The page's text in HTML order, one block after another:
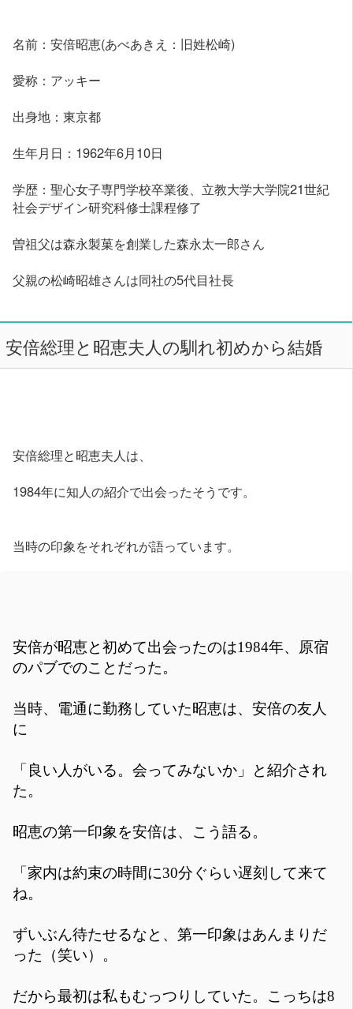
名前：安倍昭恵(あべあきえ：旧姓松崎)
愛称：アッキー
出身地：東京都
生年月日：1962年6月10日
学歴：聖心女子専門学校卒業後、立教大学大学院21世紀
社会デザイン研究科修士課程修了
曽祖父は森永製菓を創業した森永太一郎さん
父親の松崎昭雄さんは同社の5代目社長
安倍総理と昭恵夫人の馴れ初めから結婚
安倍総理と昭恵夫人は、
1984年に知人の紹介で出会ったそうです。
当時の印象をそれぞれが語っています。
安倍が昭恵と初めて出会ったのは1984年、原宿
のパブでのことだった。
当時、電通に勤務していた昭恵は、安倍の友人
に
「良い人がいる。会ってみないか」と紹介され
た。
昭恵の第一印象を安倍は、こう語る。
「家内は約束の時間に30分ぐらい遅刻して来て
ね。
ずいぶん待たせるなと、第一印象はあんまりだ
った（笑い）。
だから最初は私もむっつりしていた。こっちは8